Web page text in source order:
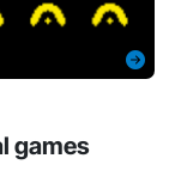
games